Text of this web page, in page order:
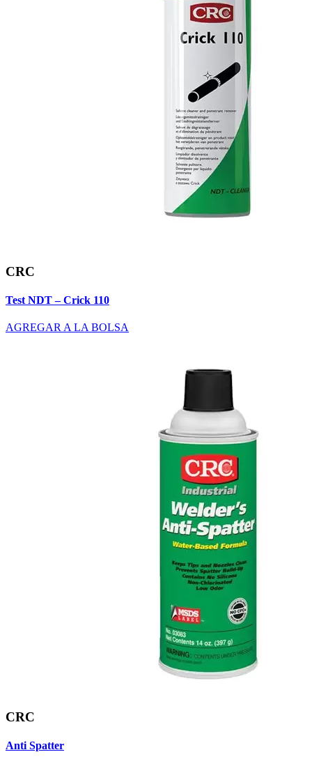
CRC
Test NDT – Crick 110
AGREGAR A LA BOLSA
CRC
Anti Spatter